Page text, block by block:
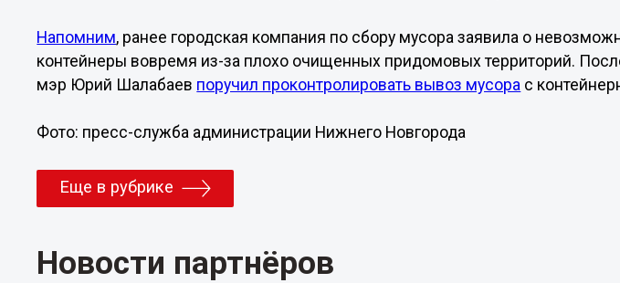
Напомним, ранее городская компания по сбору мусора заявила о
контейнеры вовремя из-за плохо очищенных придомовых территорий.
мэр Юрий Шалабаев поручил проконтролировать вывоз мусора с
Фото: пресс-служба администрации Нижнего Новгорода
Еще в рубрике
Новости партнёров